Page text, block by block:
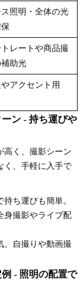
照明・全体の光
トレートや商品撮
助光
アクセント用
ン - 持ち運びや
高く、撮影シーン
く、手軽に入手で
ち運びも簡単。
身撮影やライブ配
。自撮りや動画撮
- 照明の配置で